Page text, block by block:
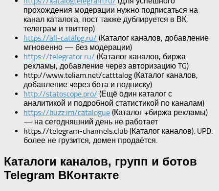
прохождения модерации нужно подписаться на
канал каталога, пост также дублируется в ВК,
телеграм и твиттер)
https://all-catalog.ru/ (Каталог каналов, добавление
мгновенно — без модерации)
https://telegrator.ru/ (Каталог каналов, биржа
рекламы, добавление через авторизацию TG)
http://www.teliam.net/catttalog (Каталог каналов,
добавление через бота и подписку)
http://statoscope.pro/ (Ещё один каталог с
аналитикой и подробной статистикой по каналам)
https://buzz.im/catalogue (Каталог +биржа рекламы)
— на сегодняшний день не работает
https://telegram-channels.club (Каталог каналов). UPD:
более не грузится, домен продаётся.
Каталоги каналов, групп и ботов
Telegram ВКонтакте